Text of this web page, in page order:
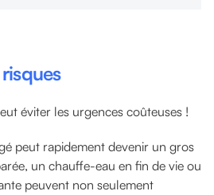
éviter les urgences coûteuses !
peut rapidement devenir un gros
un chauffe-eau en fin de vie ou
peuvent non seulement